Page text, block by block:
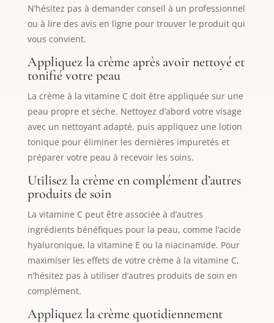
N’hésitez pas à demander conseil à un professionnel
ou à lire des avis en ligne pour trouver le produit qui
vous convient.
Appliquez la crème après avoir nettoyé et
tonifié votre peau
La crème à la vitamine C doit être appliquée sur une
peau propre et sèche. Nettoyez d’abord votre visage
avec un nettoyant adapté, puis appliquez une lotion
tonique pour éliminer les dernières impuretés et
préparer votre peau à recevoir les soins.
Utilisez la crème en complément d’autres
produits de soin
La vitamine C peut être associée à d’autres
ingrédients bénéfiques pour la peau, comme l’acide
hyaluronique, la vitamine E ou la niacinamide. Pour
maximiser les effets de votre crème à la vitamine C,
n’hésitez pas à utiliser d’autres produits de soin en
complément.
Appliquez la crème quotidiennement